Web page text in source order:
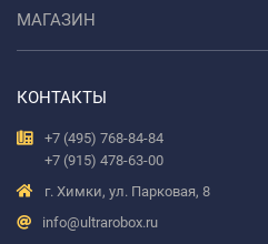
МАГАЗИН
КОНТАКТЫ
+7 (495) 768-84-84
+7 (915) 478-63-00
г. Химки, ул. Парковая, 8
info@ultrarobox.ru